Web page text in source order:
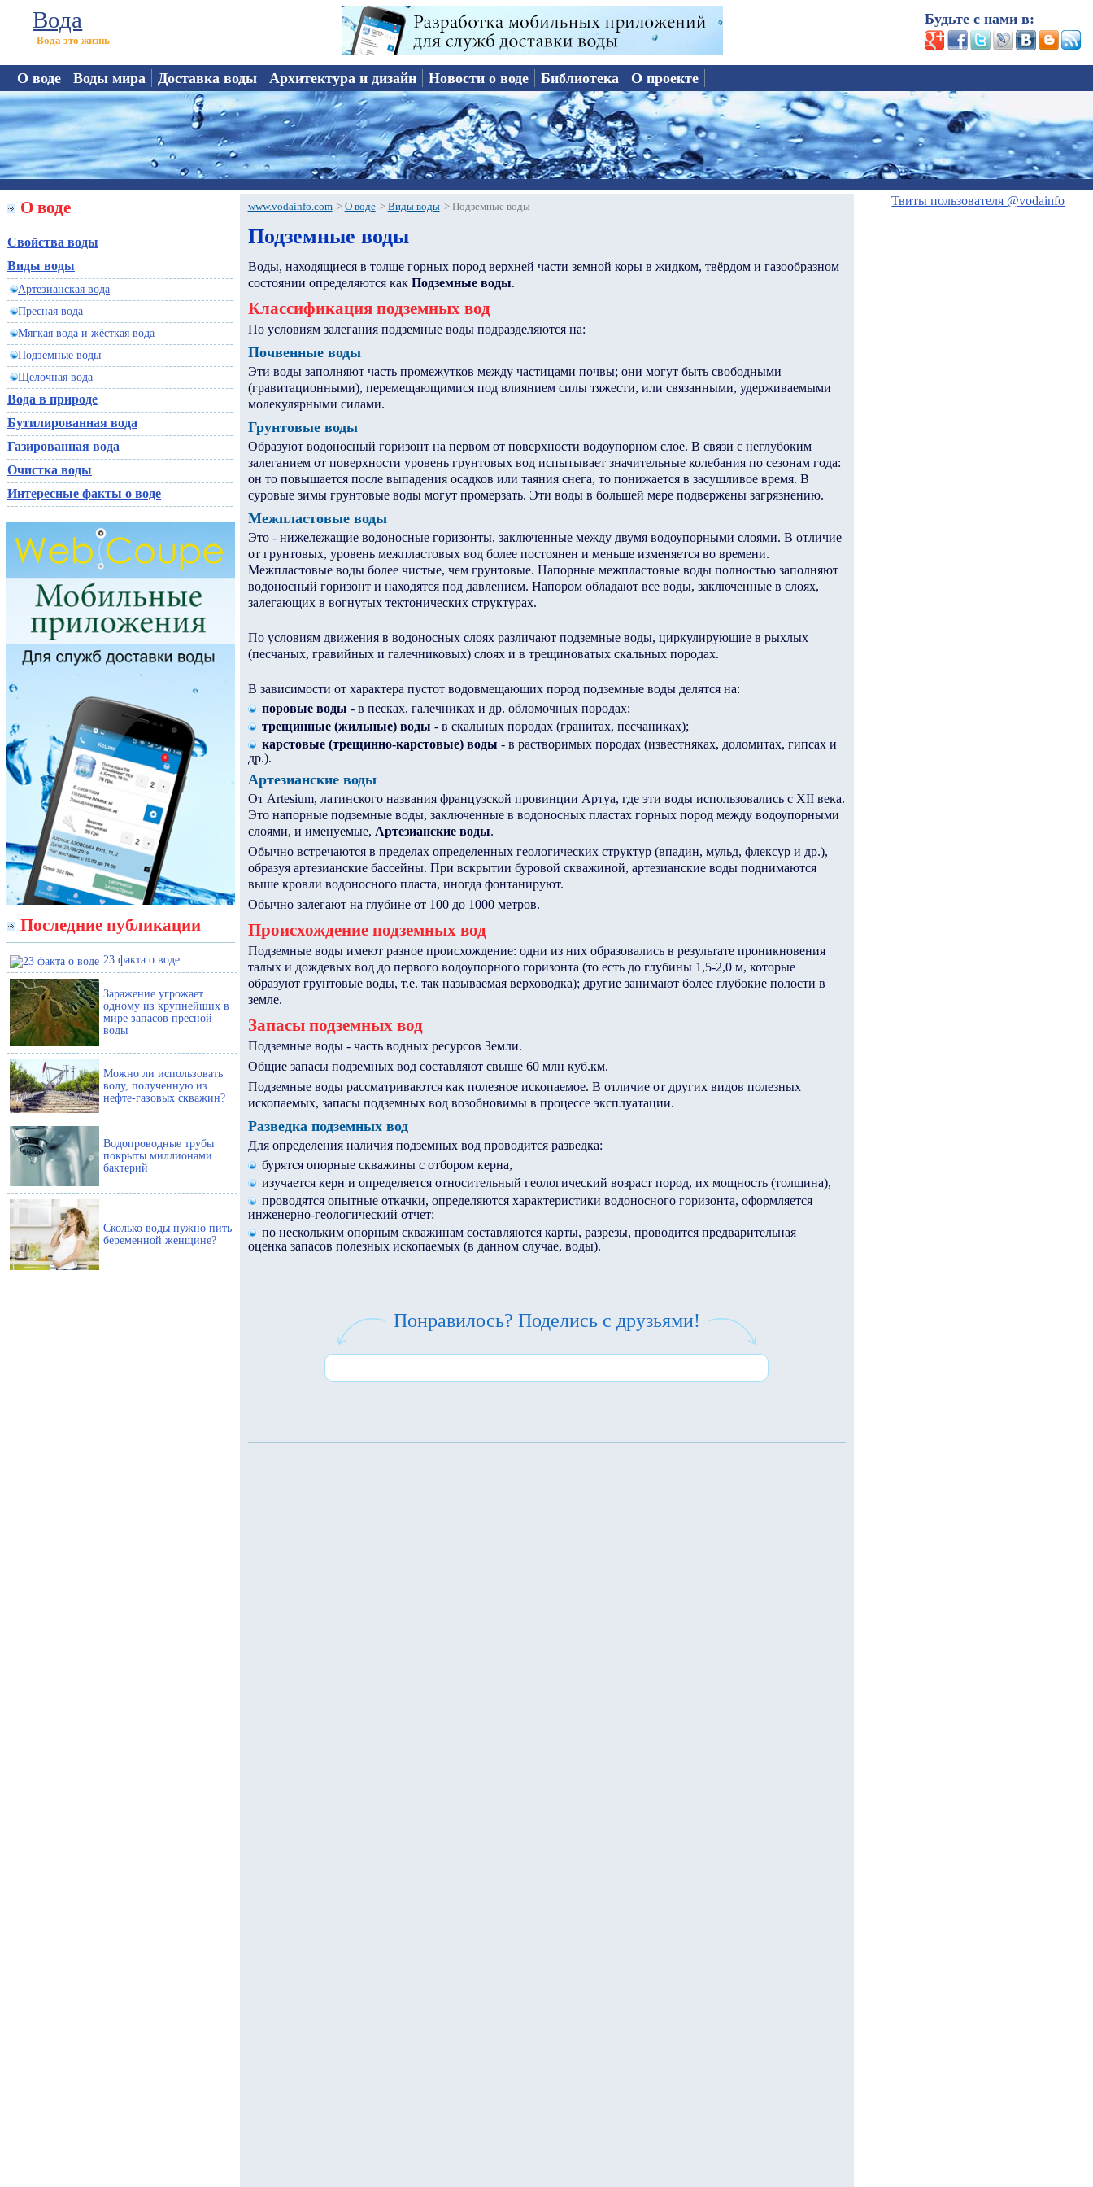
Вода
Вода это жизнь
Будьте с нами в:
О воде Воды мира Доставка воды Архитектура и дизайн Новости о воде Библиотека О проекте
О воде
Свойства воды
Виды воды
Артезианская вода
Пресная вода
Мягкая вода и жёсткая вода
Подземные воды
Щелочная вода
Вода в природе
Бутилированная вода
Газированная вода
Очистка воды
Интересные факты о воде
Последние публикации
23 факта о воде
Заражение угрожает
одному из крупнейших в
мире запасов пресной
воды
Можно ли использовать
воду, полученную из
нефте-газовых скважин?
Водопроводные трубы
покрыты миллионами
бактерий
Сколько воды нужно пить
беременной женщине?
www.vodainfo.com > О воде > Виды воды > Подземные воды
Подземные воды
Воды, находящиеся в толще горных пород верхней части земной коры в жидком, твёрдом и газообразном
состоянии определяются как Подземные воды.
Классификация подземных вод
По условиям залегания подземные воды подразделяются на:
Почвенные воды
Эти воды заполняют часть промежутков между частицами почвы; они могут быть свободными
(гравитационными), перемещающимися под влиянием силы тяжести, или связанными, удерживаемыми
молекулярными силами.
Грунтовые воды
Образуют водоносный горизонт на первом от поверхности водоупорном слое. В связи с неглубоким
залеганием от поверхности уровень грунтовых вод испытывает значительные колебания по сезонам года:
он то повышается после выпадения осадков или таяния снега, то понижается в засушливое время. В
суровые зимы грунтовые воды могут промерзать. Эти воды в большей мере подвержены загрязнению.
Межпластовые воды
Это - нижележащие водоносные горизонты, заключенные между двумя водоупорными слоями. В отличие
от грунтовых, уровень межпластовых вод более постоянен и меньше изменяется во времени.
Межпластовые воды более чистые, чем грунтовые. Напорные межпластовые воды полностью заполняют
водоносный горизонт и находятся под давлением. Напором обладают все воды, заключенные в слоях,
залегающих в вогнутых тектонических структурах.
По условиям движения в водоносных слоях различают подземные воды, циркулирующие в рыхлых
(песчаных, гравийных и галечниковых) слоях и в трещиноватых скальных породах.
В зависимости от характера пустот водовмещающих пород подземные воды делятся на:
поровые воды - в песках, галечниках и др. обломочных породах;
трещинные (жильные) воды - в скальных породах (гранитах, песчаниках);
карстовые (трещинно-карстовые) воды - в растворимых породах (известняках, доломитах, гипсах и
др.).
Артезианские воды
От Artesium, латинского названия французской провинции Артуа, где эти воды использовались с XII века.
Это напорные подземные воды, заключенные в водоносных пластах горных пород между водоупорными
слоями, и именуемые, Артезианские воды.
Обычно встречаются в пределах определенных геологических структур (впадин, мульд, флексур и др.),
образуя артезианские бассейны. При вскрытии буровой скважиной, артезианские воды поднимаются
выше кровли водоносного пласта, иногда фонтанируют.
Обычно залегают на глубине от 100 до 1000 метров.
Происхождение подземных вод
Подземные воды имеют разное происхождение: одни из них образовались в результате проникновения
талых и дождевых вод до первого водоупорного горизонта (то есть до глубины 1,5-2,0 м, которые
образуют грунтовые воды, т.е. так называемая верховодка); другие занимают более глубокие полости в
земле.
Запасы подземных вод
Подземные воды - часть водных ресурсов Земли.
Общие запасы подземных вод составляют свыше 60 млн куб.км.
Подземные воды рассматриваются как полезное ископаемое. В отличие от других видов полезных
ископаемых, запасы подземных вод возобновимы в процессе эксплуатации.
Разведка подземных вод
Для определения наличия подземных вод проводится разведка:
бурятся опорные скважины с отбором керна,
изучается керн и определяется относительный геологический возраст пород, их мощность (толщина),
проводятся опытные откачки, определяются характеристики водоносного горизонта, оформляется
инженерно-геологический отчет;
по нескольким опорным скважинам составляются карты, разрезы, проводится предварительная
оценка запасов полезных ископаемых (в данном случае, воды).
Понравилось? Поделись с друзьями!
Твиты пользователя @vodainfo